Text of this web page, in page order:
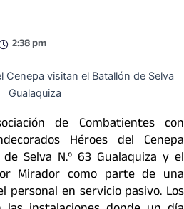
2:38 pm
de Combatientes con
Héroes del Cenepa
Selva N.º 63 Gualaquiza y el
Mirador como parte de una
personal en servicio pasivo. Los